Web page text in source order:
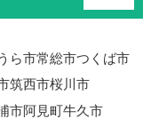
ら市常総市つくば市
筑西市桜川市
市阿見町牛久市